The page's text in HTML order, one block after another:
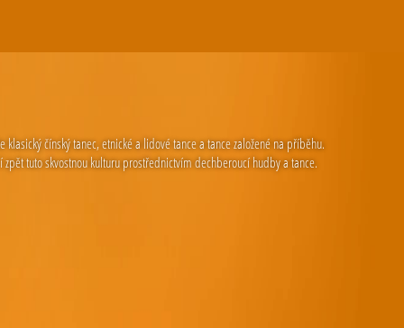
čínský tanec, etnické a lidové tance a tance založené na příběhu.
tuto skvostnou kulturu prostřednictvím dechberoucí hudby a tance.